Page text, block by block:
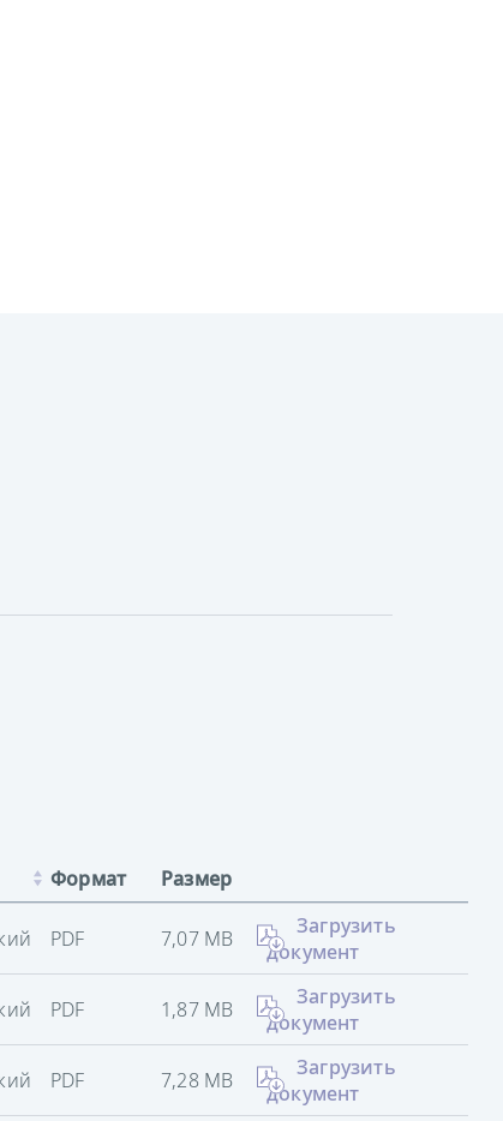
Формат
Размер
PDF 7,07 MB
Загрузить
документ
PDF 1,87 MB
Загрузить
документ
PDF 7,28 MB
Загрузить
документ